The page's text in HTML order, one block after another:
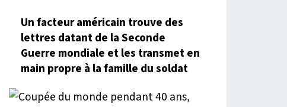
Un facteur américain trouve des
lettres datant de la Seconde
Guerre mondiale et les transmet en
main propre à la famille du soldat